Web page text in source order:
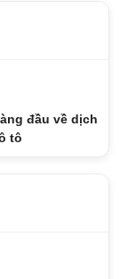
đầu về dịch
tô